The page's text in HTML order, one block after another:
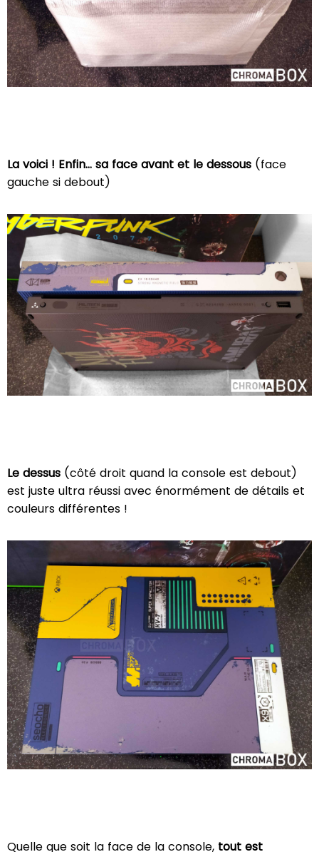
La voici ! Enfin... sa face avant et le dessous (face
gauche si debout)
Le dessus (côté droit quand la console est debout)
est juste ultra réussi avec énormément de détails et
couleurs différentes !
Quelle que soit la face de la console, tout est